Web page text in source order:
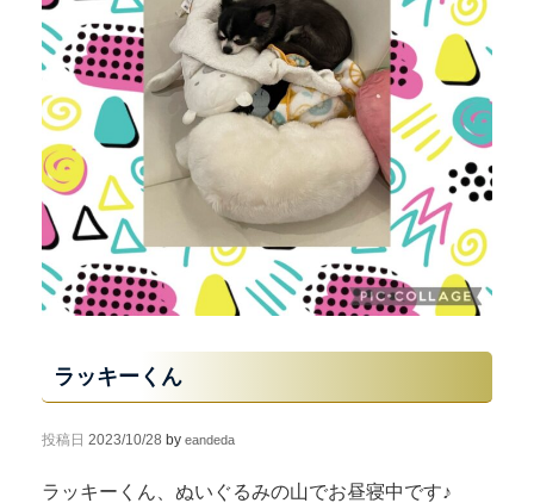
ラッキーくん
投稿日 2023/10/28 by eandeda
ラッキーくん、ぬいぐるみの山でお昼寝中です♪